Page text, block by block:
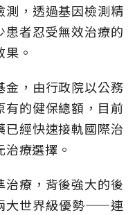
測，透過基因檢測精
者忍受無效治療的
。
金，由行政院以公務
的健保總額，目前
經快速接軌國際治
療選擇。
療，背後強大的後
大世界級優勢——連